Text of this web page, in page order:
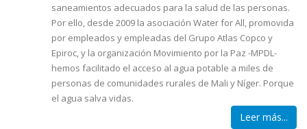
saneamientos adecuados para la salud de las personas.
Por ello, desde 2009 la asociación Water for All, promovida
por empleados y empleadas del Grupo Atlas Copco y
Epiroc, y la organización Movimiento por la Paz -MPDL-
hemos facilitado el acceso al agua potable a miles de
personas de comunidades rurales de Mali y Níger. Porque
el agua salva vidas.
Leer más...